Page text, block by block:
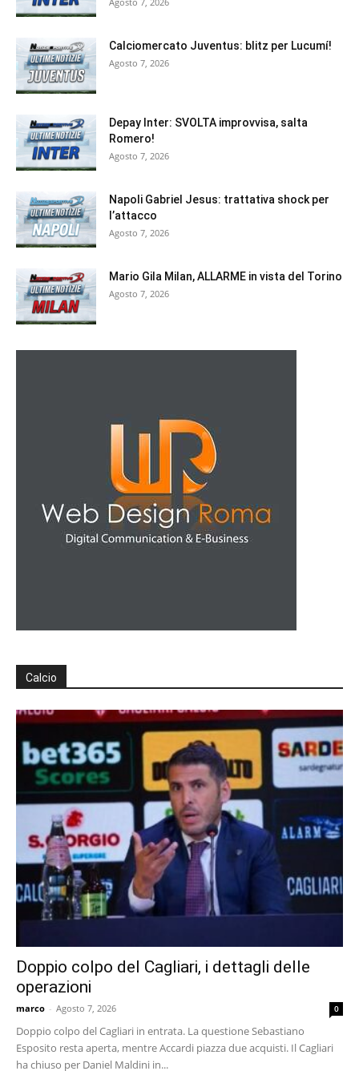
Calciomercato Juventus: blitz per Lucumí!
Agosto 7, 2026
Depay Inter: SVOLTA improvvisa, salta
Romero!
Agosto 7, 2026
Napoli Gabriel Jesus: trattativa shock per
l’attacco
Agosto 7, 2026
Mario Gila Milan, ALLARME in vista del Torino
Agosto 7, 2026
Calcio
Doppio colpo del Cagliari, i dettagli delle
operazioni
marco - Agosto 7, 2026 0
Doppio colpo del Cagliari in entrata. La questione Sebastiano
Esposito resta aperta, mentre Accardi piazza due acquisti. Il Cagliari
ha chiuso per Daniel Maldini in...